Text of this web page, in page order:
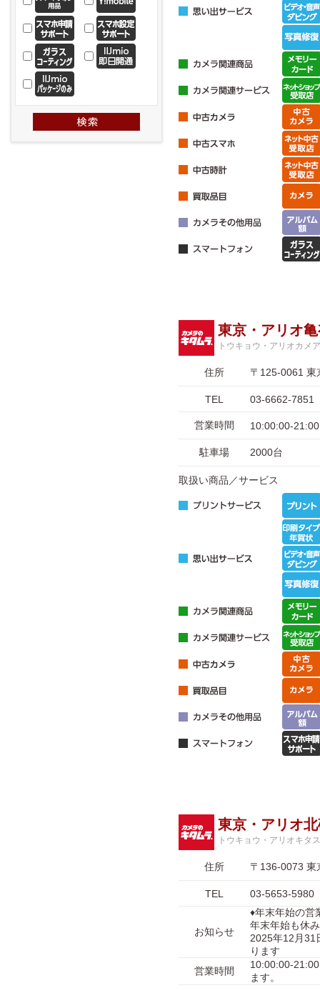
東京・アリオ
トウキョウ・アリオカメ
住所 〒125-0061 東
TEL 03-6662-7851
営業時間 10:00:00-
駐車場 2000台
取扱い商品／サービス
東京・アリオ
トウキョウ・アリオキタ
住所 〒136-0073 東
TEL 03-5653-5980
お知らせ
♦年末年始の営
年末年始も休
2025年12月31
ります
営業時間
10:00:00-
ます。